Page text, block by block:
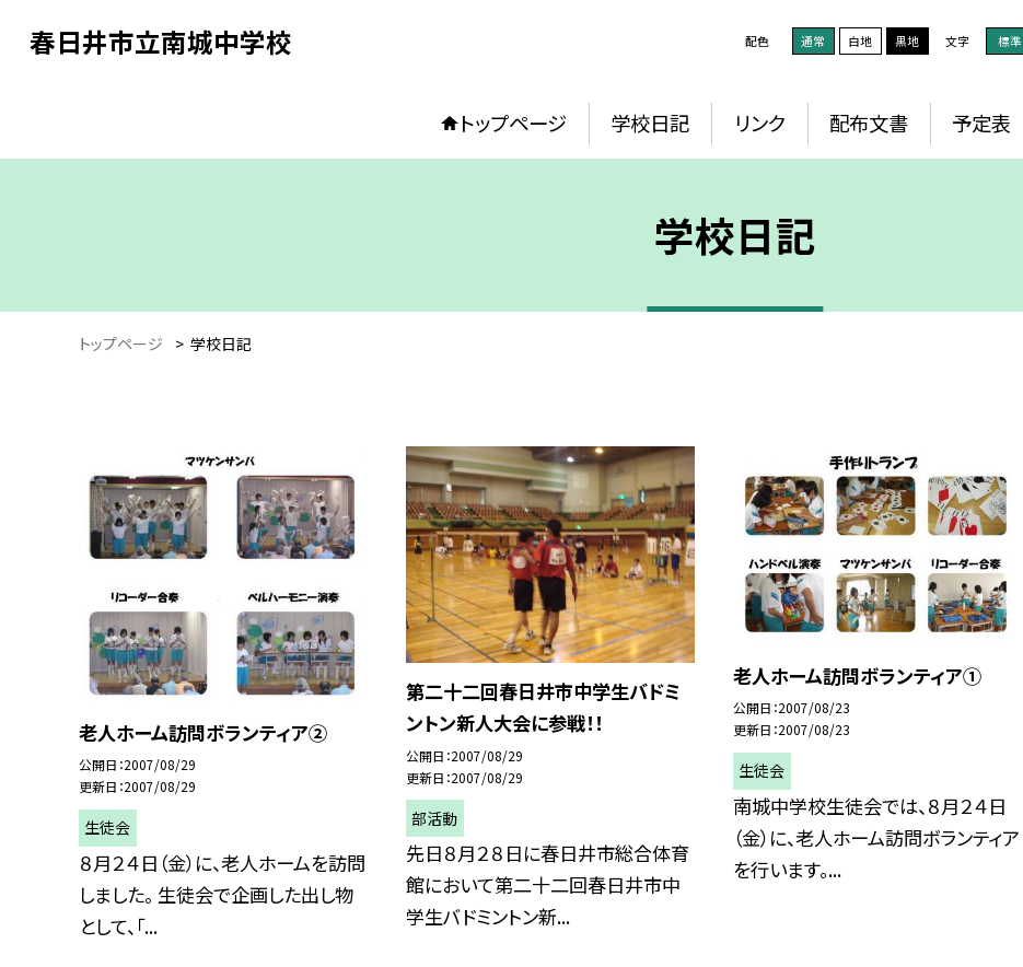
春日井市立南城中学校 配色 通常 白地 黒地 文字 標準
トップページ 学校日記 リンク 配布文書 予定表
学校日記
トップページ > 学校日記
老人ホーム訪問ボランティア②
公開日 2007/08/29
更新日 2007/08/29
生徒会
８月２４日（金）に、老人ホームを訪問
しました。 生徒会で企画した出し物
として、「...
第二十二回春日井市中学生バドミ
ントン新人大会に参戦！！
公開日 2007/08/29
更新日 2007/08/29
部活動
先日８月２８日に春日井市総合体育
館において第二十二回春日井市中
学生バドミントン新...
老人ホーム訪問ボランティア①
公開日 2007/08/23
更新日 2007/08/23
生徒会
南城中学校生徒会では、８月２４日
（金）に、老人ホーム訪問ボランティア
を行います。...